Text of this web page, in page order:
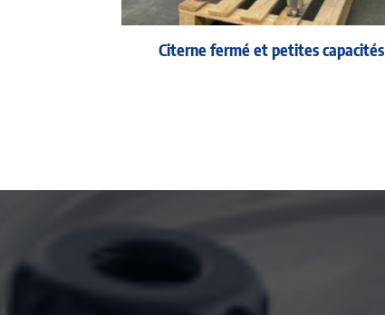
Citerne fermé et petites capacités